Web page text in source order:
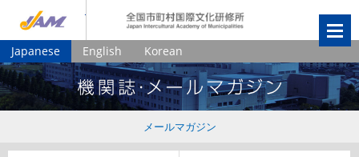
Japanese English Korean
メールマガジン